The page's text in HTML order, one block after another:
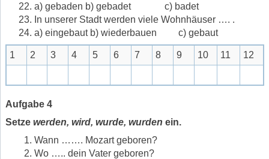
a) gebaden b) gebadet c) badet
In unserer Stadt werden viele Wohnhäuser …. .
a) eingebaut b) wiederbauen c) gebaut
1 2 3 4 5 6 7 8 9 10 11 12
Aufgabe 4
Setze werden, wird, wurde, wurden ein.
Wann ……. Mozart geboren?
Wo ….. dein Vater geboren?